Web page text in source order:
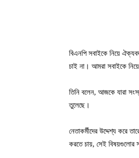
বিএনপি সবাইকে নিয়ে
চাই না। আমরা সবাইকে
তিনি বলেন, আজকে যারা
তুলেছে।
নেতাকর্মীদের উদ্দেশ্য করে
করতে চায়, সেই